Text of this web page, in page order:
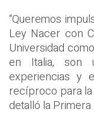
“Queremos
Ley Nacer con
Universidad
en Italia, son
experiencias y
recíproco para la
detalló la Primera